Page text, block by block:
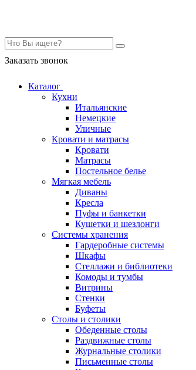
Заказать звонок
Каталог
Кухни
Итальянские
Немецкие
Уличные
Кровати и матрасы
Кровати
Матрасы
Постельное белье
Мягкая мебель
Диваны
Кресла
Пуфы и банкетки
Кушетки и шезлонги
Системы хранения
Гардеробные системы
Шкафы
Стеллажи и библиотеки
Комоды и тумбы
Витрины
Стенки
Буфеты
Столы и столики
Обеденные столы
Раздвижные столы
Журнальные столики
Письменные столы